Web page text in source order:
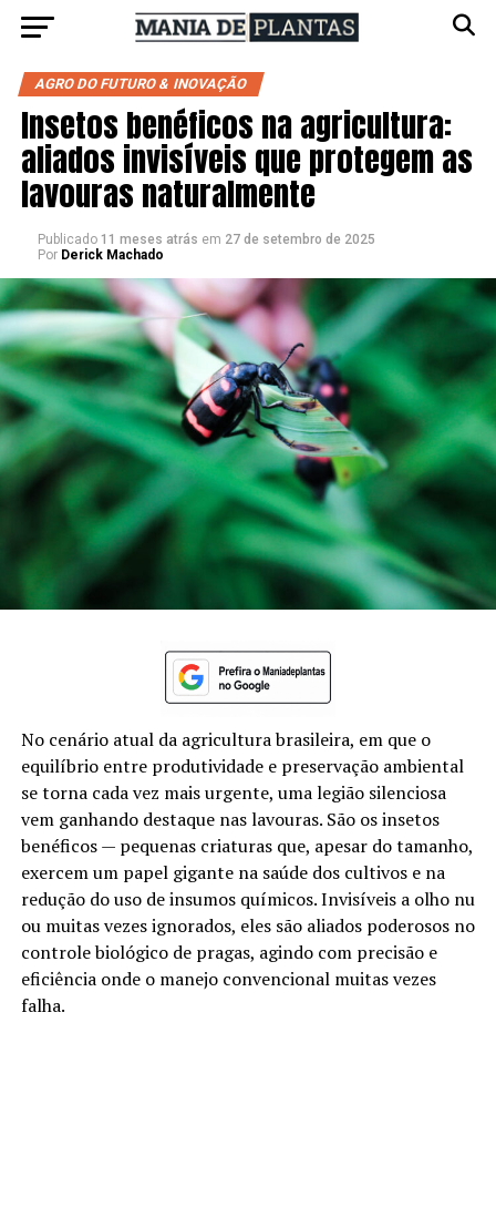
AGRO DO FUTURO & INOVAÇÃO
Insetos benéficos na agricultura:
aliados invisíveis que protegem as
lavouras naturalmente
Publicado 11 meses atrás em 27 de setembro de 2025
Por Derick Machado
No cenário atual da agricultura brasileira, em que o
equilíbrio entre produtividade e preservação ambiental
se torna cada vez mais urgente, uma legião silenciosa
vem ganhando destaque nas lavouras. São os insetos
benéficos — pequenas criaturas que, apesar do tamanho,
exercem um papel gigante na saúde dos cultivos e na
redução do uso de insumos químicos. Invisíveis a olho nu
ou muitas vezes ignorados, eles são aliados poderosos no
controle biológico de pragas, agindo com precisão e
eficiência onde o manejo convencional muitas vezes
falha.